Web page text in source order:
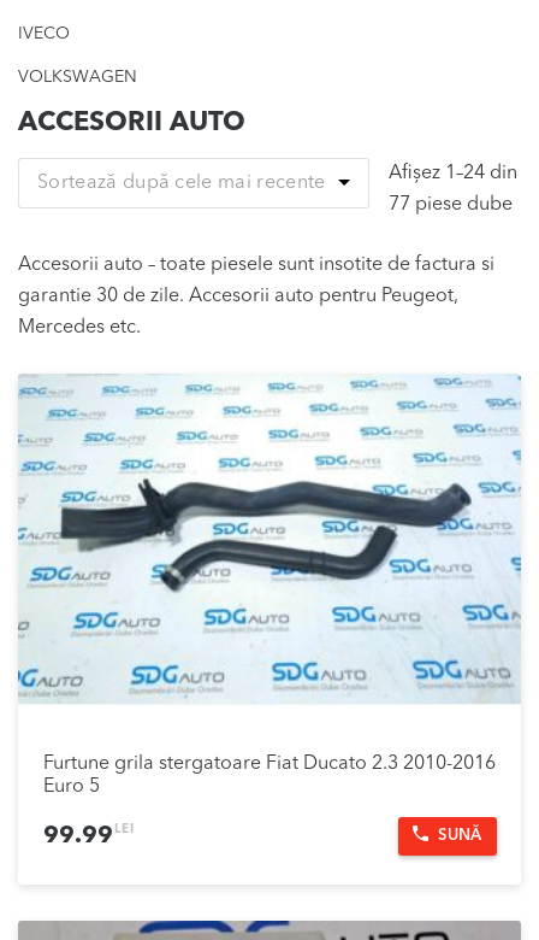
IVECO
VOLKSWAGEN
ACCESORII AUTO
Sortează după cele mai recente
Afișez 1–24 din
77 piese dube
Accesorii auto – toate piesele sunt insotite de factura si
garantie 30 de zile. Accesorii auto pentru Peugeot,
Mercedes etc.
Furtune grila stergatoare Fiat Ducato 2.3 2010-2016
Euro 5
99.99 LEI SUNĂ